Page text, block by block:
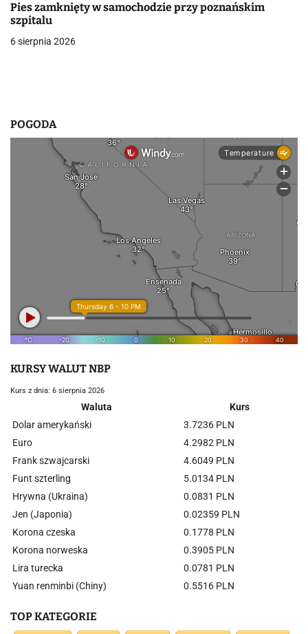
s
u
Pies zamknięty w samochodzie przy poznańskim
szpitalu
6 sierpnia 2026
POGODA
KURSY WALUT NBP
Kurs z dnia: 6 sierpnia 2026
Waluta
Kurs
Dolar amerykański
3.7236 PLN
Euro
4.2982 PLN
Frank szwajcarski
4.6049 PLN
Funt szterling
5.0134 PLN
Hrywna (Ukraina)
0.0831 PLN
Jen (Japonia)
0.02359 PLN
Korona czeska
0.1778 PLN
Korona norweska
0.3905 PLN
Lira turecka
0.0781 PLN
Yuan renminbi (Chiny)
0.5516 PLN
TOP KATEGORIE